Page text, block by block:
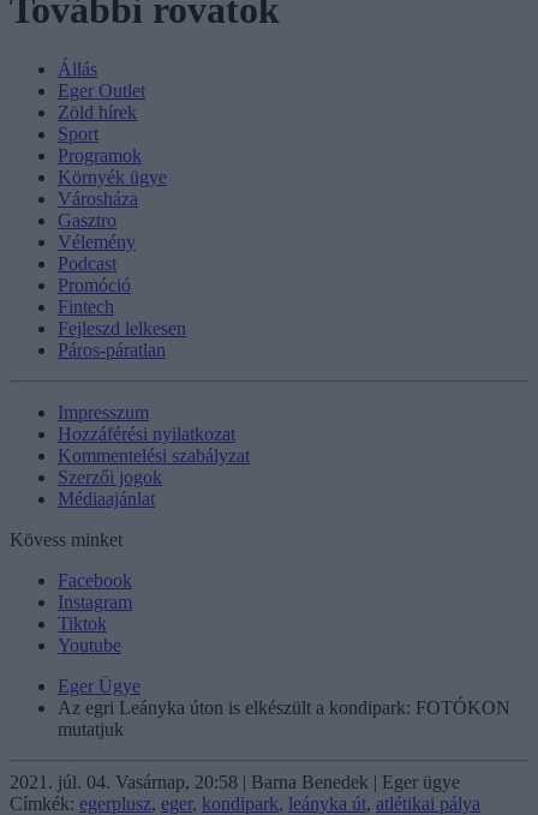
További rovatok
Állás
Eger Outlet
Zöld hírek
Sport
Programok
Környék ügye
Városháza
Gasztro
Vélemény
Podcast
Promóció
Fintech
Fejleszd lelkesen
Páros-páratlan
Impresszum
Hozzáférési nyilatkozat
Kommentelési szabályzat
Szerzői jogok
Médiaajánlat
Kövess minket
Facebook
Instagram
Tiktok
Youtube
Eger Ügye
Az egri Leányka úton is elkészült a kondipark: FOTÓKON
mutatjuk
2021. júl. 04. Vasárnap, 20:58 | Barna Benedek | Eger ügye
Címkék: egerplusz, eger, kondipark, leányka út, atlétikai pálya